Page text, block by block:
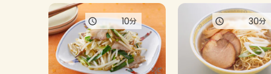
10分 30分